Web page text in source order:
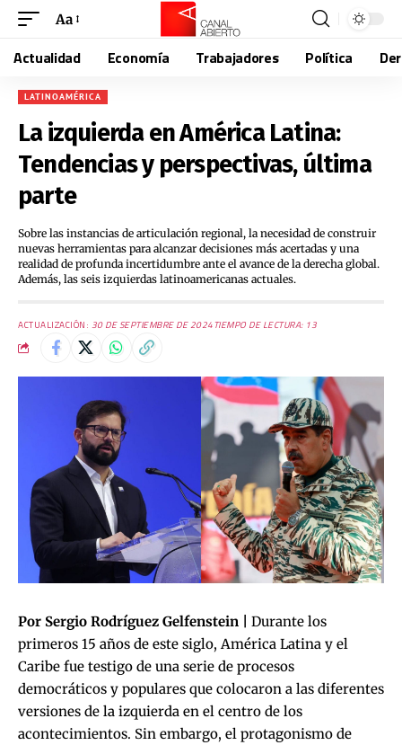
Aa
Actualidad Economía Trabajadores Política
LATINOAMÉRICA
La izquierda en América Latina:
Tendencias y perspectivas, última
parte
Sobre las instancias de articulación regional, la necesidad de construir
nuevas herramientas para alcanzar decisiones más acertadas y una
realidad de profunda incertidumbre ante el avance de la derecha global.
Además, las seis izquierdas latinoamericanas actuales.
ACTUALIZACIÓN: 30 DE SEPTIEMBRE DE 2024TIEMPO DE LECTURA: 13
Por Sergio Rodríguez Gelfenstein | Durante los
primeros 15 años de este siglo, América Latina y el
Caribe fue testigo de una serie de procesos
democráticos y populares que colocaron a las diferentes
versiones de la izquierda en el centro de los
acontecimientos. Sin embargo, el protagonismo de